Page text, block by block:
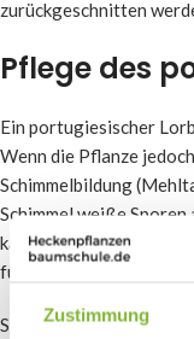
Zustimmung
zurückgeschnitten
Pflege des
Ein portugiesischer
Wenn die Pflanze
Schimmelbildung
Schimmel weiße
kann schließlich zu
führen.
Steht der